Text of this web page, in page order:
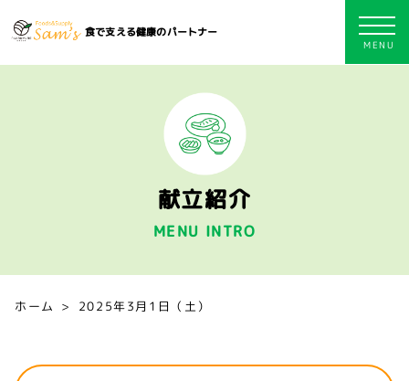
食で支える健康のパートナー
献立紹介
MENU INTRO
ホーム 2025年3月1日（土）